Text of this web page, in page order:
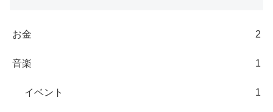
お金 2
音楽 1
イベント 1